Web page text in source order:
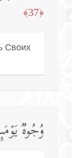
﴿37﴾
Своих
وُجُوهࣱ